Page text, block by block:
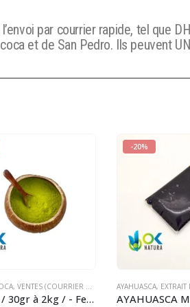
par courrier rapide, tel que
et de San Pedro. Ils peuvent
, VENTES (COURRIER NATIONAL)
MAMBE / 30gr à 2kg / - Feuille de Coca + Cendre de Cetico
-20%
AYAHUASCA, EXTRAIT